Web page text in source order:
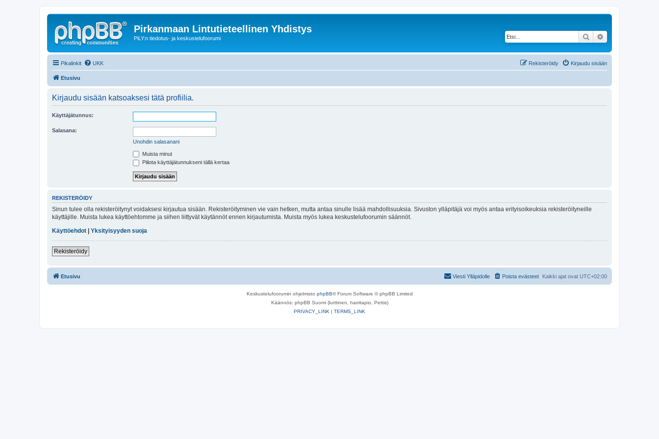
Pirkanmaan Lintutieteellinen Yhdistys
PiLY:n tiedotus- ja keskustelufoorumi Etsi
Pikalinkit UKK Kirjaudu sisään
Rekisteröidy
Etusivu
Kirjaudu sisään katsoaksesi tätä profiilia.
Käyttäjätunnus:
Salasana:
Unohdin salasanani
Muista minut
Piilota käyttäjätunnukseni tällä kertaa
REKISTERÖIDY
Sinun tulee olla rekisteröitynyt voidaksesi kirjautua sisään. Rekisteröityminen vie vain hetken, mutta antaa sinulle lisää mahdollisuuksia. Sivuston ylläpitäjä voi myös antaa erityisoikeuksia rekisteröityneille
käyttäjille. Muista lukea käyttöehtomme ja siihen liittyvät käytännöt ennen kirjautumista. Muista myös lukea keskustelufoorumin säännöt.
Käyttöehdot
Yksityisyyden suoja
Rekisteröidy
Etusivu Kaikki ajat ovat UTC+02:00
Poista evästeet
Viesti Ylläpidolle
Keskustelufoorumin ohjelmisto phpBB® Forum Software © phpBB Limited
Käännös: phpBB Suomi (lurttinen, harritapio, Pettis)
PRIVACY_LINK | TERMS_LINK